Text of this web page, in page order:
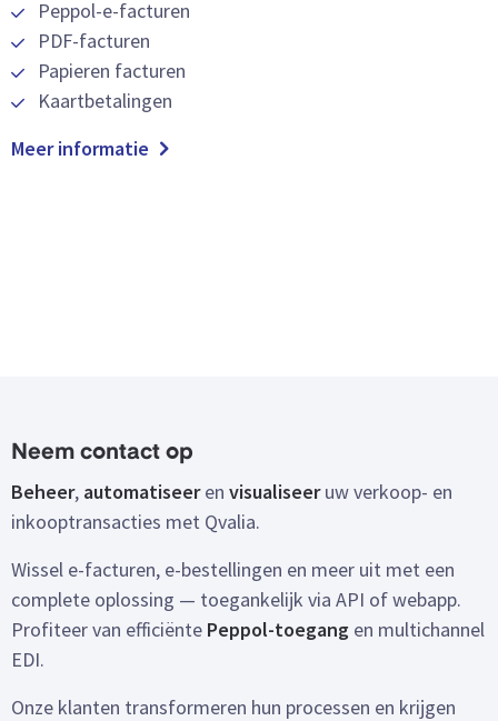
Peppol-e-facturen
PDF-facturen
Papieren facturen
Kaartbetalingen
Meer informatie
Neem contact op
Beheer, automatiseeren visualiseeruw verkoop- en
inkooptransacties met Qvalia.
Wissel e-facturen, e-bestellingen en meer uit met een
complete oplossing — toegankelijk via API of webapp.
Profiteer van efficiënte Peppol-toegang en multichannel
EDI.
Onze klanten transformeren hun processen en krijgen